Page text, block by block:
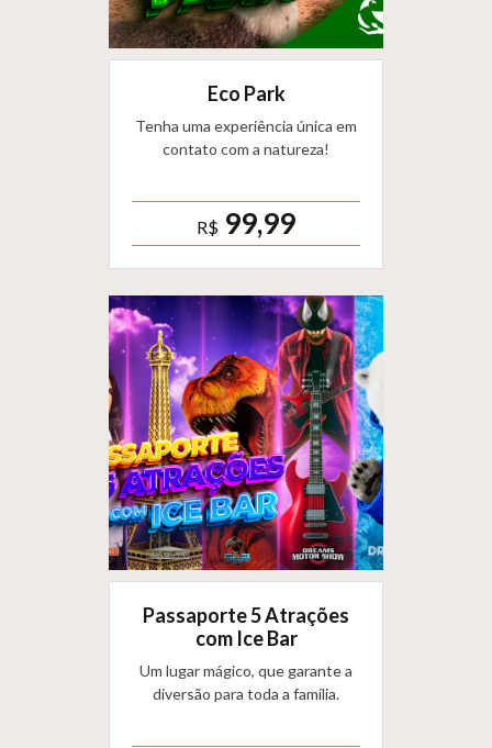
Eco Park
Tenha uma experiência única em
contato com a natureza!
R$ 99,99
Passaporte 5 Atrações
com Ice Bar
Um lugar mágico, que garante a
diversão para toda a família.